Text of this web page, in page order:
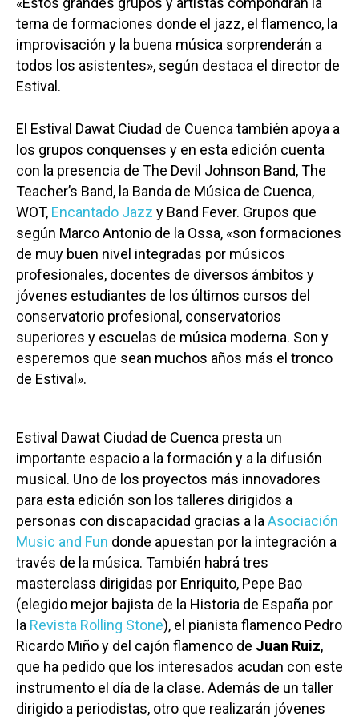
terna de formaciones donde el jazz, el flamenco, la
improvisación y la buena música sorprenderán a
todos los asistentes», según destaca el director de
Estival.
El Estival Dawat Ciudad de Cuenca también apoya a
los grupos conquenses y en esta edición cuenta
con la presencia de The Devil Johnson Band, The
Teacher’s Band, la Banda de Música de Cuenca,
WOT, Encantado Jazz y Band Fever. Grupos que
según Marco Antonio de la Ossa, «son formaciones
de muy buen nivel integradas por músicos
profesionales, docentes de diversos ámbitos y
jóvenes estudiantes de los últimos cursos del
conservatorio profesional, conservatorios
superiores y escuelas de música moderna. Son y
esperemos que sean muchos años más el tronco
de Estival».
Estival Dawat Ciudad de Cuenca presta un
importante espacio a la formación y a la difusión
musical. Uno de los proyectos más innovadores
para esta edición son los talleres dirigidos a
personas con discapacidad gracias a la Asociación
Music and Fun donde apuestan por la integración a
través de la música. También habrá tres
masterclass dirigidas por Enriquito, Pepe Bao
(elegido mejor bajista de la Historia de España por
la Revista Rolling Stone), el pianista flamenco Pedro
Ricardo Miño y del cajón flamenco de Juan Ruiz,
que ha pedido que los interesados acudan con este
instrumento el día de la clase. Además de un taller
dirigido a periodistas, otro que realizarán jóvenes